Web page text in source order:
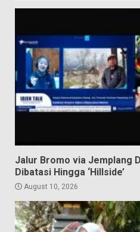
Jalur Bromo via Jemplang
Dibatasi Hingga ‘Hillside’
August 10, 2026